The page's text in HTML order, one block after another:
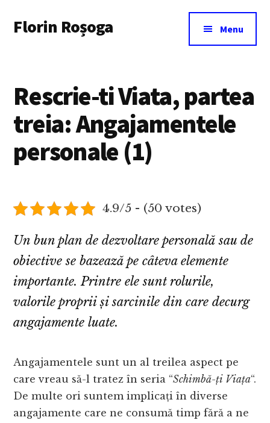
main
menu
Florin Roșoga Menu
Rescrie-ti Viata, partea
treia: Angajamentele
personale (1)
4.9/5 - (50 votes)
Un bun plan de dezvoltare personală sau de
obiective se bazează pe câteva elemente
importante. Printre ele sunt rolurile,
valorile proprii și sarcinile din care decurg
angajamente luate.
Angajamentele sunt un al treilea aspect pe
care vreau să-l tratez în seria “Schimbă-ți Viața“.
De multe ori suntem implicați în diverse
angajamente care ne consumă timp fără a ne